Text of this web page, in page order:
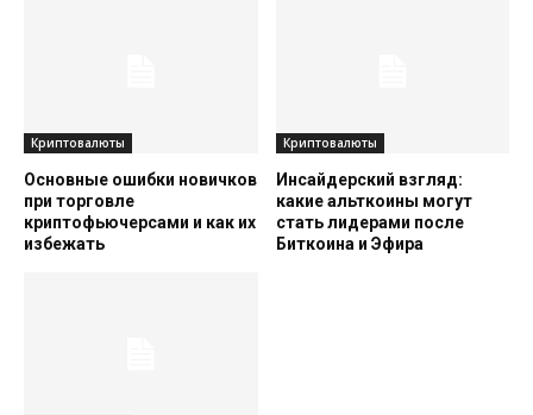
Криптовалюты
Основные ошибки новичков
при торговле
криптофьючерсами и как их
избежать
Криптовалюты
Инсайдерский взгляд:
какие альткоины могут
стать лидерами после
Биткоина и Эфира